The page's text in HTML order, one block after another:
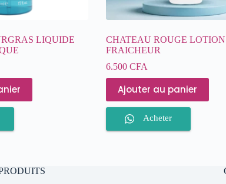
LIQUIDE
CHATEAU ROUGE LOTION
FRAICHEUR
6.500 CFA
Ajouter au panier
Acheter